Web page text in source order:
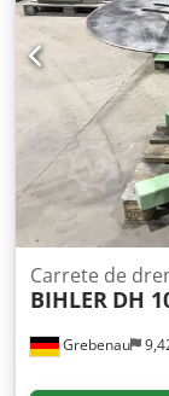
Grebenau
Carrete de
BIHLER DH